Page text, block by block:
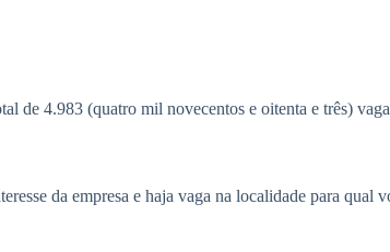
de 4.983 (quatro mil novecentos e oitenta e três)
da empresa e haja vaga na localidade para qual